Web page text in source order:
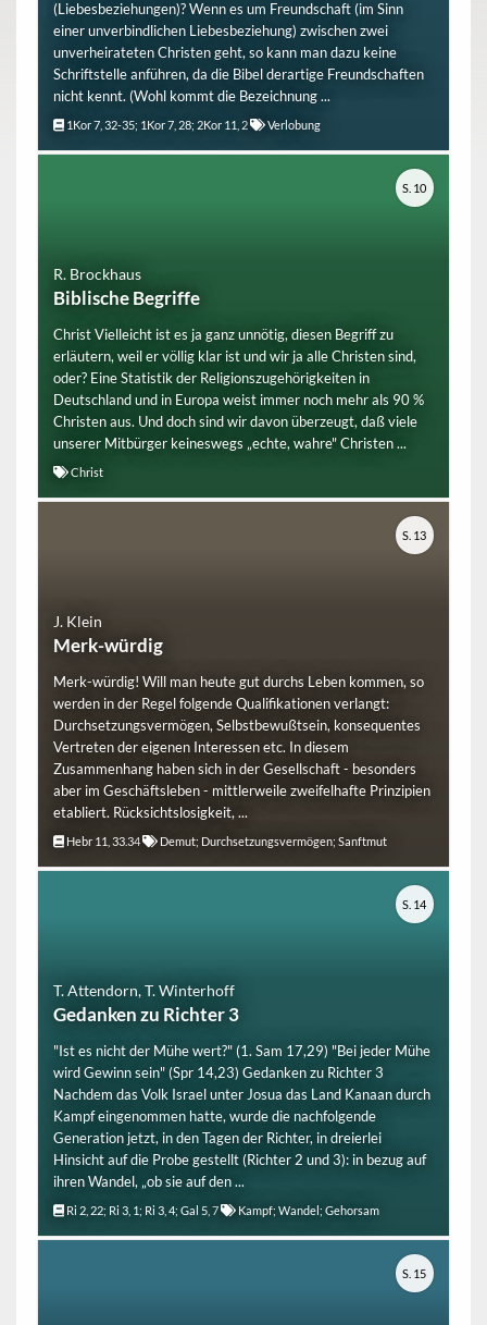
(Liebesbeziehungen)? Wenn es um Freundschaft (im Sinn
einer unverbindlichen Liebesbeziehung) zwischen zwei
unverheirateten Christen geht, so kann man dazu keine
Schriftstelle anführen, da die Bibel derartige Freundschaften
nicht kennt. (Wohl kommt die Bezeichnung ...
1Kor 7, 32-35; 1Kor 7, 28; 2Kor 11, 2 Verlobung
R. Brockhaus
Biblische Begriffe
Christ Vielleicht ist es ja ganz unnötig, diesen Begriff zu
erläutern, weil er völlig klar ist und wir ja alle Christen sind,
oder? Eine Statistik der Religionszugehörigkeiten in
Deutschland und in Europa weist immer noch mehr als 90 %
Christen aus. Und doch sind wir davon überzeugt, daß viele
unserer Mitbürger keineswegs „echte, wahre" Christen ...
Christ
S. 10
J. Klein
Merk-würdig
Merk-würdig! Will man heute gut durchs Leben kommen, so
werden in der Regel folgende Qualifikationen verlangt:
Durchsetzungsvermögen, Selbstbewußtsein, konsequentes
Vertreten der eigenen Interessen etc. In diesem
Zusammenhang haben sich in der Gesellschaft - besonders
aber im Geschäftsleben - mittlerweile zweifelhafte Prinzipien
etabliert. Rücksichtslosigkeit, ...
Hebr 11, 33.34 Demut; Durchsetzungsvermögen; Sanftmut
S. 13
T. Attendorn, T. Winterhoff
Gedanken zu Richter 3
"Ist es nicht der Mühe wert?" (1. Sam 17,29) "Bei jeder Mühe
wird Gewinn sein" (Spr 14,23) Gedanken zu Richter 3
Nachdem das Volk Israel unter Josua das Land Kanaan durch
Kampf eingenommen hatte, wurde die nachfolgende
Generation jetzt, in den Tagen der Richter, in dreierlei
Hinsicht auf die Probe gestellt (Richter 2 und 3): in bezug auf
ihren Wandel, „ob sie auf den ...
Ri 2, 22; Ri 3, 1; Ri 3, 4; Gal 5, 7 Kampf; Wandel; Gehorsam
S. 14
S. 15